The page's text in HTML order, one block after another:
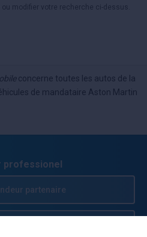
modifier votre recherche ci-dessus.
concerne toutes les autos de la
de mandataire Aston Martin
professionel
partenaire